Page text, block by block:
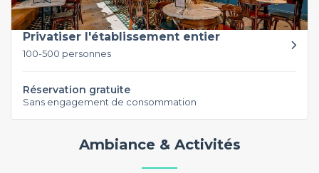
Privatiser l'établissement entier
100-500 personnes
Réservation gratuite
Sans engagement de consommation
Ambiance & Activités